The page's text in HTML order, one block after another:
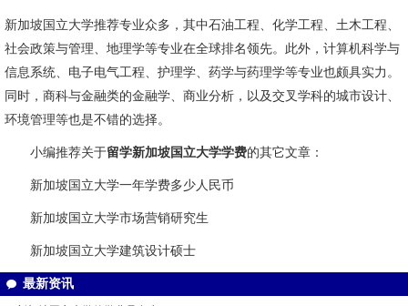
新加坡国立大学推荐专业众多，其中石油工程、化学工程、土木工程、
社会政策与管理、地理学等专业在全球排名领先。此外，计算机科学与
信息系统、电子电气工程、护理学、药学与药理学等专业也颇具实力。
同时，商科与金融类的金融学、商业分析，以及交叉学科的城市设计、
环境管理等也是不错的选择。
小编推荐关于留学新加坡国立大学学费的其它文章：
新加坡国立大学一年学费多少人民币
新加坡国立大学市场营销研究生
新加坡国立大学建筑设计硕士
最新资讯